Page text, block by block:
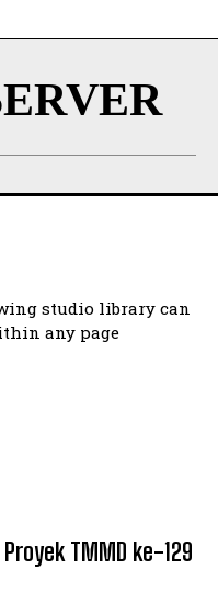
studio library can
any page
TMMD ke-129